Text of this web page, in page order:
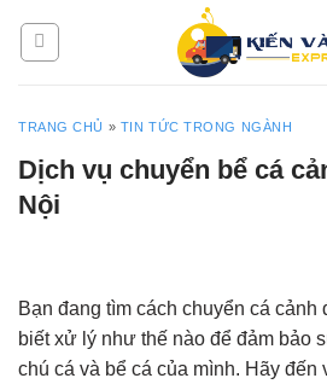
TRANG CHỦ » TIN TỨC TRONG NGÀNH
Dịch vụ chuyển bể cá
Nội
Bạn đang tìm cách chuyển cá cảnh
biết xử lý như thế nào để đảm bảo
chú cá và bể cá của mình. Hãy đến